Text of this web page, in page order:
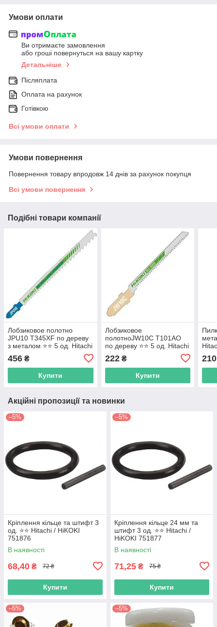
Умови оплати
Ви отримаєте замовлення
або гроші повернуться на вашу картку
Детальніше
Післяплата
Оплата на рахунок
Готівкою
Всі умови оплати
Умови повернення
Повернення товару впродовж 14 днів за рахунок покупця
Всі умови повернення
Подібні товари компанії
Лобзиковое полотно
JPU10 T345XF по дереву
з металом ⭐️⭐️ 5 од. Hitachi
456 ₴
Купити
Лобзиковое
полотноJW10C T101AO
по дереву ⭐️⭐️ 5 од. Hitachi
222₴
Купити
210
Акційні пропозиції та новинки
–5%
Кріплення кільце та штифт 3
од. ⭐️⭐️ Hitachi / HiKOKI
751876
В наявності
68,40 ₴ 72 ₴
Купити
–5%
Кріплення кільце 24 мм та
штифт 3 од. ⭐️⭐️ Hitachi /
HiKOKI 751877
В наявності
71,25 ₴ 75 ₴
Купити
–5% –5%